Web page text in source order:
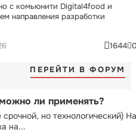
с комьюнити Digital4food и
направления разработки
1644
ПЕРЕЙТИ В ФОРУМ
ли применять?
но технологический) На
на...